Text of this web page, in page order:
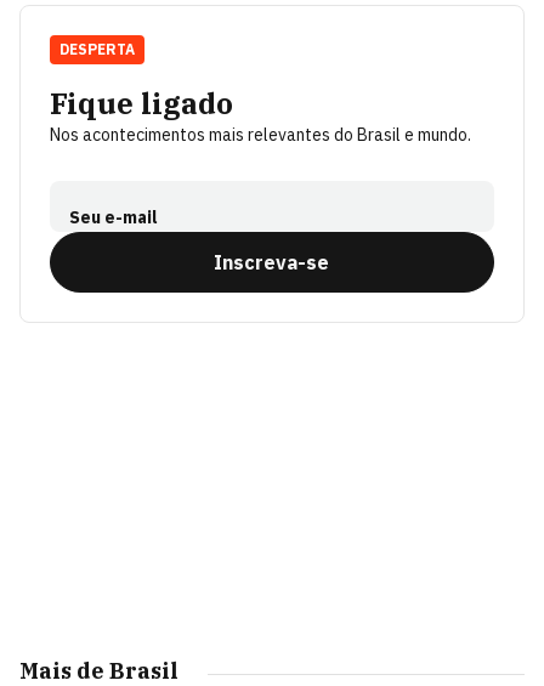
Fique ligado
Nos acontecimentos mais relevantes do Brasil e mundo.
Seu e-mail
Inscreva-se
DESPERTA
Mais de Brasil